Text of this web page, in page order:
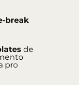
break
de
pro